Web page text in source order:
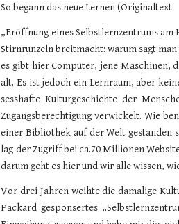
So begann das neue Lernen (Originaltext
„Eröffnung eines Selbstlernzentrums am
Stirnrunzeln breitmacht: warum sagt
es gibt hier Computer, jene Maschinen,
alt. Es ist jedoch ein Lernraum, aber
sesshafte Kulturgeschichte der
Zugangsberechtigung verwickelt. Wie
einer Bibliothek auf der Welt gestanden
lag der Zugriff bei ca.70 Millionen
darum geht es hier und wir alle wissen,
Vor drei Jahren weihte die damalige
Packard gesponsertes